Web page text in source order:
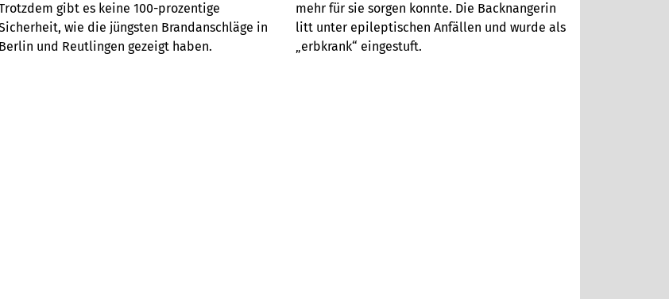
gibt es keine 100-prozentige
wie die jüngsten Brandanschläge in
Berlin und Reutlingen gezeigt haben.
mehr für sie sorgen konnte. Die Backnangerin
litt unter epileptischen Anfällen und wurde als
„erbkrank“ eingestuft.